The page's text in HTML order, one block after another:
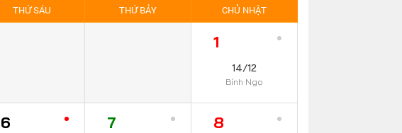
THỨ SÁU THỨ BẢY CHỦ NHẬT
1
14/12
Bính Ngọ
6 7 8